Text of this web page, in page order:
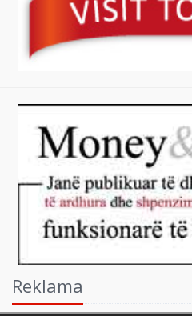
Reklama